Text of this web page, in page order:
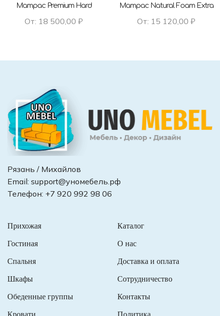
Матрас Premium Hard
От: 18 500,00 ₽
Матрас Natural Foam Extra
От: 15 120,00 ₽
Рязань / Михайлов
Email: support@уномебель.рф
Телефон: +7 920 992 98 06
Прихожая
Гостиная
Спальня
Шкафы
Обеденные группы
Кровати
Каталог
О нас
Доставка и оплата
Сотрудничество
Контакты
Политика